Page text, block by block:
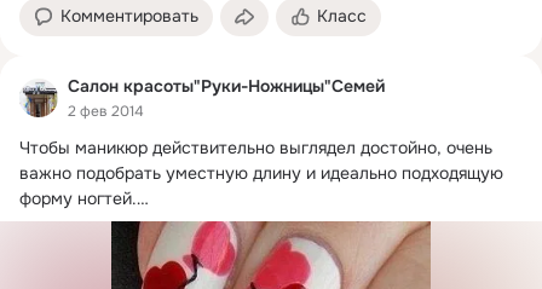
Комментировать Класс
Салон красоты"Руки-Ножницы"Семей
2 фев 2014
Чтобы маникюр действительно выглядел достойно, очень
важно подобрать уместную длину и идеально подходящую
форму ногтей.
Выделяют...